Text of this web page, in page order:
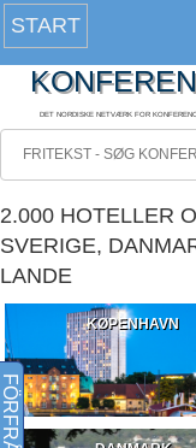
START
DET NORDISKE NETVÆRK FOR
2.000 HOTELLER
SVERIGE,
LANDE
KØPENHAVN